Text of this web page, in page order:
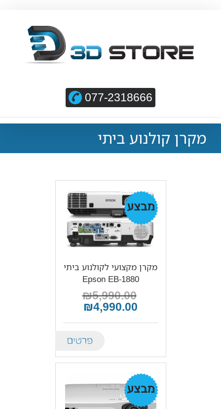
077-2318666
מקרן קולנוע ביתי
מקרן מקצועי לקולנוע ביתי
Epson EB-1880
₪5,990.00
₪4,990.00